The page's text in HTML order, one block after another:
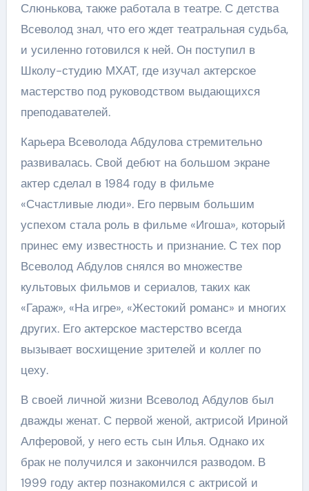
Слюнькова, также работала в театре. С детства
Всеволод знал, что его ждет театральная судьба,
и усиленно готовился к ней. Он поступил в
Школу-студию МХАТ, где изучал актерское
мастерство под руководством выдающихся
преподавателей.
Карьера Всеволода Абдулова стремительно
развивалась. Свой дебют на большом экране
актер сделал в 1984 году в фильме
«Счастливые люди». Его первым большим
успехом стала роль в фильме «Игоша», который
принес ему известность и признание. С тех пор
Всеволод Абдулов снялся во множестве
культовых фильмов и сериалов, таких как
«Гараж», «На игре», «Жестокий романс» и многих
других. Его актерское мастерство всегда
вызывает восхищение зрителей и коллег по
цеху.
В своей личной жизни Всеволод Абдулов был
дважды женат. С первой женой, актрисой Ириной
Алферовой, у него есть сын Илья. Однако их
брак не получился и закончился разводом. В
1999 году актер познакомился с актрисой и